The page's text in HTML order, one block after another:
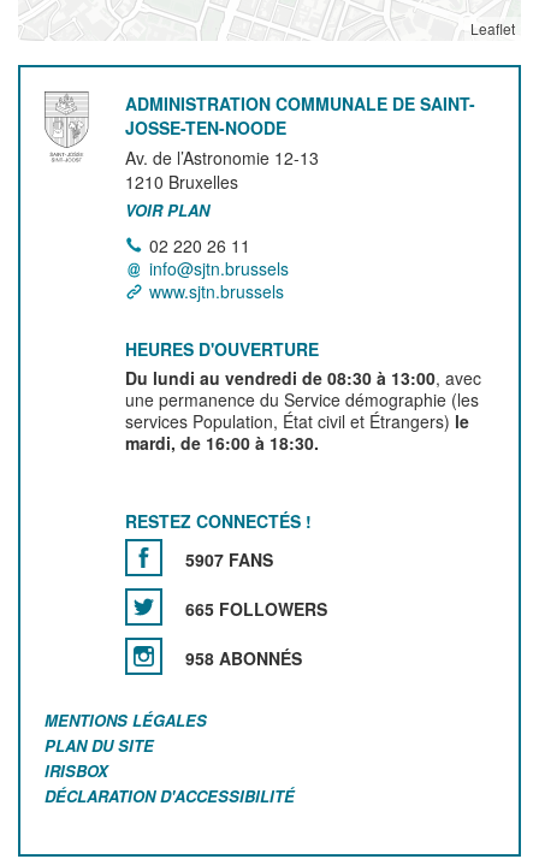
Leaflet
ADMINISTRATION COMMUNALE DE SAINT-
JOSSE-TEN-NOODE
Av. de l’Astronomie 12-13
1210 Bruxelles
VOIR PLAN
02 220 26 11
info@sjtn.brussels
www.sjtn.brussels
HEURES D'OUVERTURE
Du lundi au vendredi de 08:30 à 13:00, avec
une permanence du Service démographie (les
services Population, État civil et Étrangers) le
mardi, de 16:00 à 18:30.
RESTEZ CONNECTÉS !
5907 FANS
665 FOLLOWERS
958 ABONNÉS
MENTIONS LÉGALES
PLAN DU SITE
IRISBOX
DÉCLARATION D'ACCESSIBILITÉ